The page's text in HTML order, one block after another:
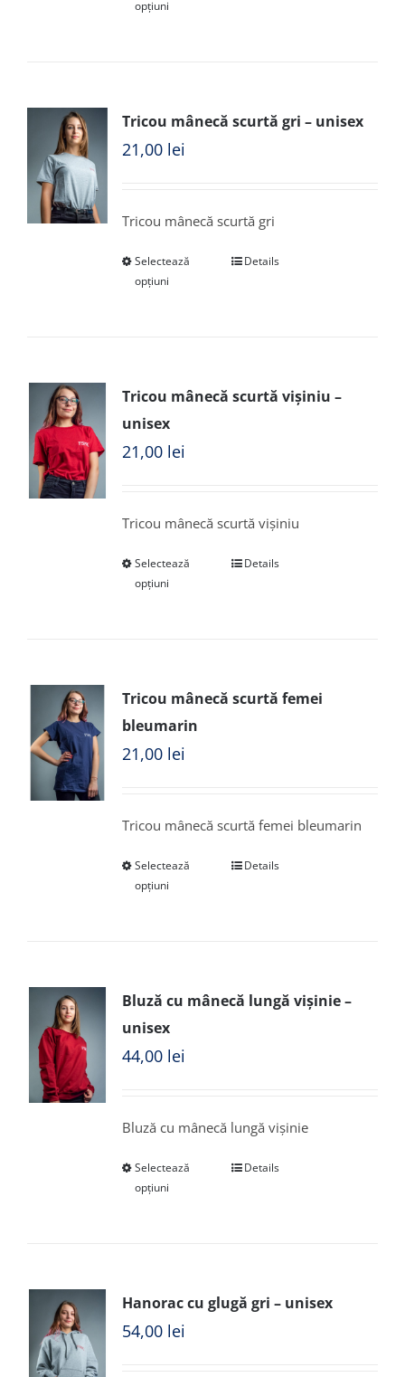
opțiuni
Tricou mânecă scurtă gri – unisex
21,00 lei
Tricou mânecă scurtă gri
Selectează
opțiuni
Details
Tricou mânecă scurtă vișiniu –
unisex
21,00 lei
Tricou mânecă scurtă vișiniu
Selectează
opțiuni
Details
Tricou mânecă scurtă femei
bleumarin
21,00 lei
Tricou mânecă scurtă femei bleumarin
Selectează
opțiuni
Details
Bluză cu mânecă lungă vișinie –
unisex
44,00 lei
Bluză cu mânecă lungă vișinie
Selectează
opțiuni
Details
Hanorac cu glugă gri – unisex
54,00 lei